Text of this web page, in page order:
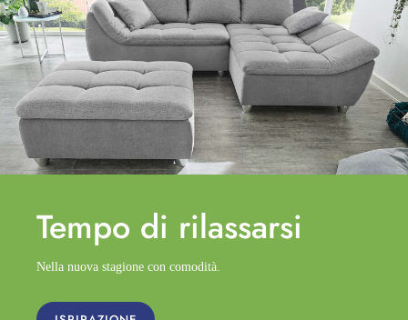
Tempo di rilassarsi
Nella nuova stagione con comodità.